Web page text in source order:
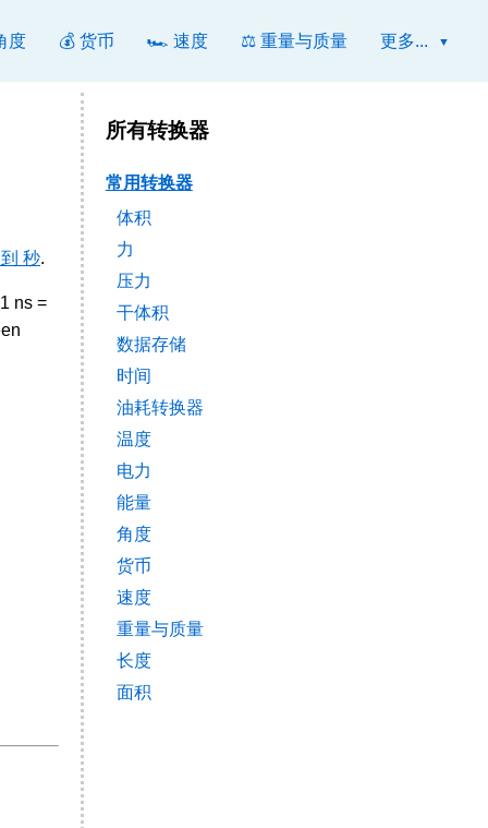
度 💰 货币 🏎️ 速度 ⚖️ 重量与质量 更多...
秒.
ns =
所有转换器
常用转换器
体积
力
压力
干体积
数据存储
时间
油耗转换器
温度
电力
能量
角度
货币
速度
重量与质量
长度
面积